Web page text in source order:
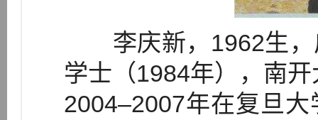
李庆新，1962生，
学士（1984年），南
2004–2007年在复旦